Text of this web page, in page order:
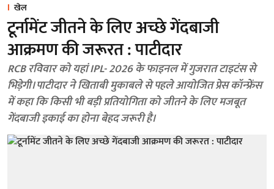
खेल
टूर्नामेंट जीतने के लिए अच्छे गेंदबाजी
आक्रमण की जरूरत : पाटीदार
RCB रविवार को यहां IPL- 2026 के फाइनल में गुजरात टाइटंस से
भिड़ेगी। पाटीदार ने खिताबी मुकाबले से पहले आयोजित प्रेस कॉन्फ्रेंस
में कहा कि किसी भी बड़ी प्रतियोगिता को जीतने के लिए मजबूत
गेंदबाजी इकाई का होना बेहद जरूरी है।